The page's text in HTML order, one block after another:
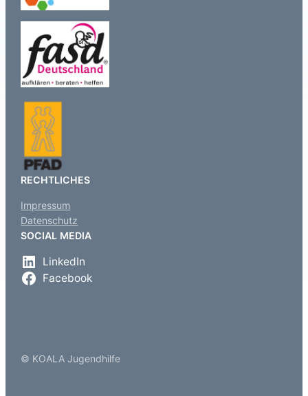
RECHTLICHES
Impressum
Datenschutz
SOCIAL MEDIA
LinkedIn
Facebook
© KOALA Jugendhilfe